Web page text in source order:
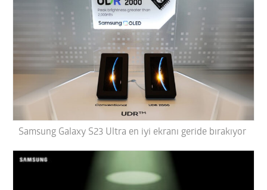
Samsung Galaxy S23 Ultra en iyi ekranı geride bırakıyor